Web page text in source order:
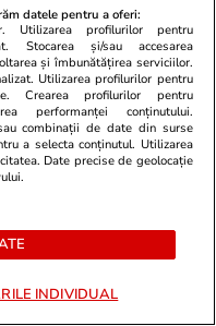
20 iul.
datele pentru a oferi:
Utilizarea profilurilor pentru
Stocarea și/sau accesarea
și îmbunătățirea serviciilor.
Utilizarea profilurilor pentru
Crearea profilurilor pentru
performanței conținutului.
combinații de date din surse
a selecta conținutul. Utilizarea
Date precise de geolocație
INDIVIDUAL